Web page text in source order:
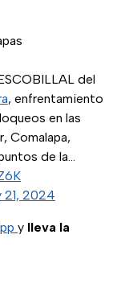
del
, enfrentamiento
en las
Comalapa,
de la…
21, 2024
y lleva la